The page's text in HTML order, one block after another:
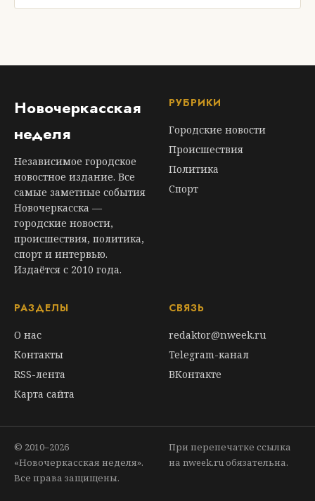
Новочеркасская
неделя
Независимое городское
новостное издание. Все
самые заметные события
Новочеркасска —
городские новости,
происшествия, политика,
спорт и интервью.
Издаётся с 2010 года.
РУБРИКИ
Городские новости
Происшествия
Политика
Спорт
РАЗДЕЛЫ
О нас
Контакты
RSS-лента
Карта сайта
СВЯЗЬ
redaktor@nweek.ru
Telegram-канал
ВКонтакте
© 2010–2026
«Новочеркасская неделя».
Все права защищены.
При перепечатке ссылка
на nweek.ru обязательна.